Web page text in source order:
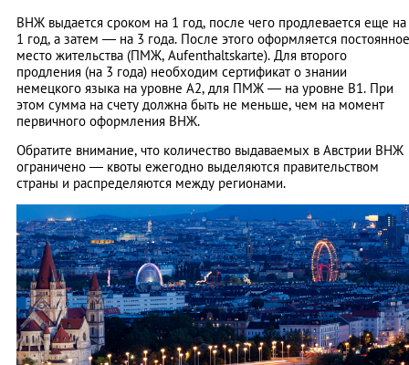
ВНЖ выдается сроком на 1 год, после чего продлевается еще на
1 год, а затем — на 3 года. После этого оформляется постоянное
место жительства (ПМЖ, Aufenthaltskarte). Для второго
продления (на 3 года) необходим сертификат о знании
немецкого языка на уровне А2, для ПМЖ — на уровне В1. При
этом сумма на счету должна быть не меньше, чем на момент
первичного оформления ВНЖ.
Обратите внимание, что количество выдаваемых в Австрии ВНЖ
ограничено — квоты ежегодно выделяются правительством
страны и распределяются между регионами.